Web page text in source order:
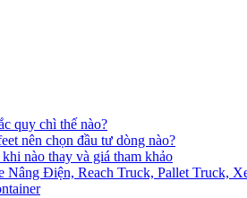
quy chì thế nào?
nên chọn đầu tư dòng nào?
nào thay và giá tham khảo
Điện, Reach Truck, Pallet Truck,